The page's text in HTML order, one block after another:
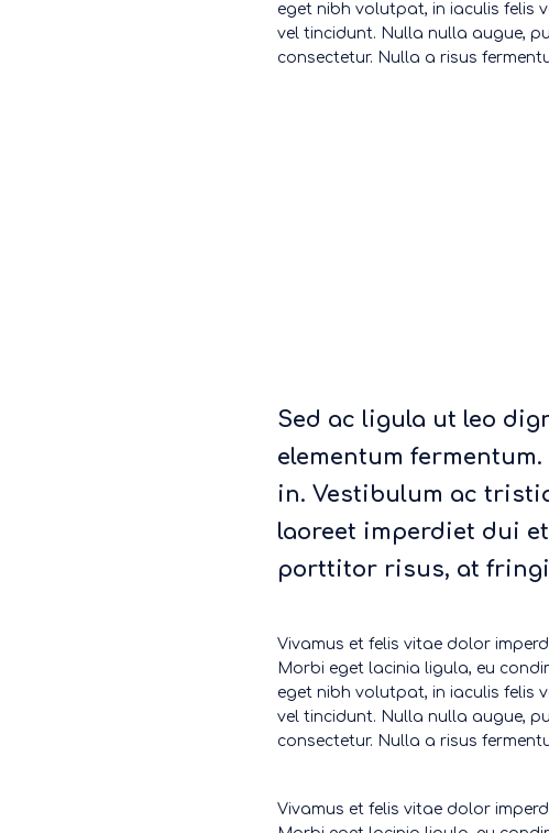
eget nibh volutpat, in iaculis felis
vel tincidunt. Nulla nulla augue,
consectetur. Nulla a risus
Sed ac ligula ut leo
elementum
in. Vestibulum ac
laoreet imperdiet dui
porttitor risus, at
Vivamus et felis vitae dolor
Morbi eget lacinia ligula, eu
eget nibh volutpat, in iaculis felis
vel tincidunt. Nulla nulla augue,
consectetur. Nulla a risus
Vivamus et felis vitae dolor